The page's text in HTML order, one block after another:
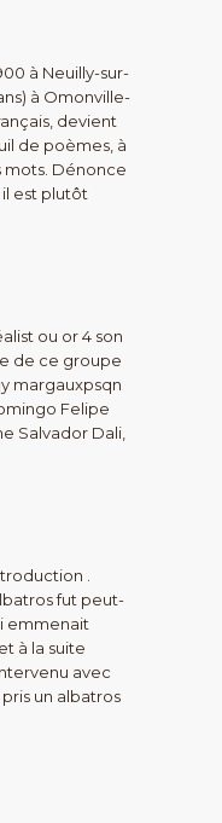
à Neuilly-sur-
à Omonville-
devient
de poèmes, à
mots. Dénonce
est plutôt
ou or 4 son
de ce groupe
margauxpsqn
Felipe
Salvador Dali,
.
fut peut-
emmenait
à la suite
avec
un albatros